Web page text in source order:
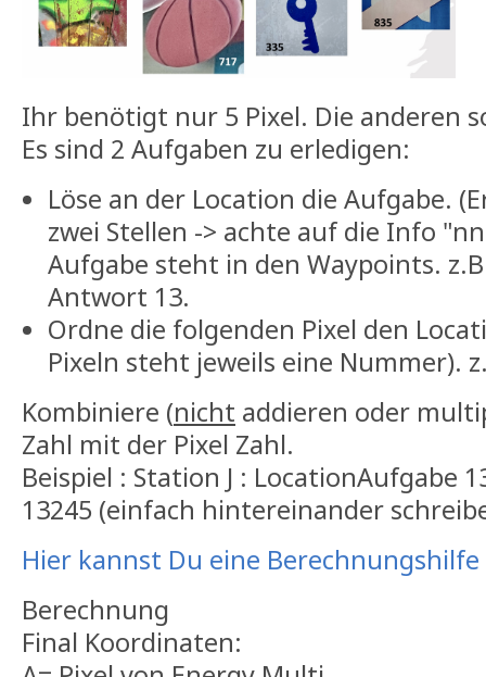
Ihr benötigt nur 5 Pixel. Die anderen
Es sind 2 Aufgaben zu erledigen:
Löse an der Location die Aufgabe.
zwei Stellen -> achte auf die Info
Aufgabe steht in den Waypoints.
Antwort 13.
Ordne die folgenden Pixel den
Pixeln steht jeweils eine Nummer).
Kombiniere (nicht addieren oder
Zahl mit der Pixel Zahl.
Beispiel : Station J : LocationAufgabe
13245 (einfach hintereinander
Hier kannst Du eine
Berechnung
Final Koordinaten: